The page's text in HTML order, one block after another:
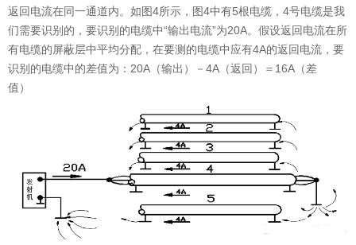
返回电流在同一通道内。如图4所示，图4中有5根电缆，4号电缆是我
们需要识别的，要识别的电缆中“输出电流”为20A。假设返回电流在所
有电缆的屏蔽层中平均分配，在要测的电缆中应有4A的返回电流，要
识别的电缆中的差值为：20A（输出）－4A（返回）＝16A（差
值）